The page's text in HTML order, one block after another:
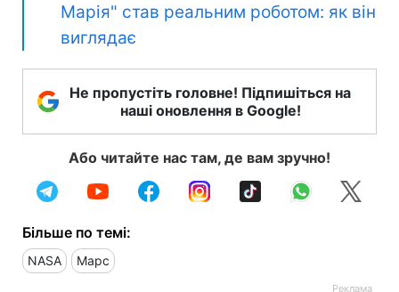
Марія" став реальним роботом: як він
виглядає
Не пропустіть головне! Підпишіться на
наші оновлення в Google!
Або читайте нас там, де вам зручно!
Більше по темі:
NASA Марс